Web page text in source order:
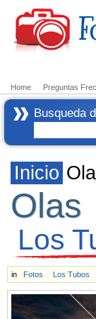
Home Preguntas
Busqueda
Inicio
Olas
Los
in Fotos Los Tubos